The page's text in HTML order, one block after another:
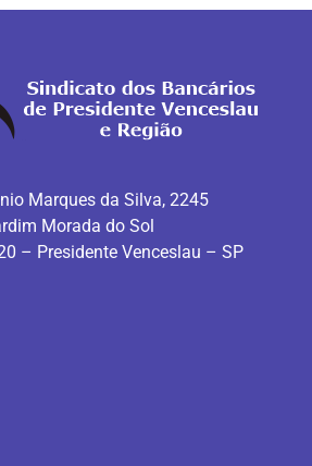
Marques da Silva, 2245
Morada do Sol
– Presidente Venceslau – SP